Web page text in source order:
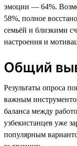
эмоции — 64%.
58%, полное
семьёй и близкими
настроения и
Общий
Результаты опроса
важным
баланса между
узбекистанцев уже
популярным